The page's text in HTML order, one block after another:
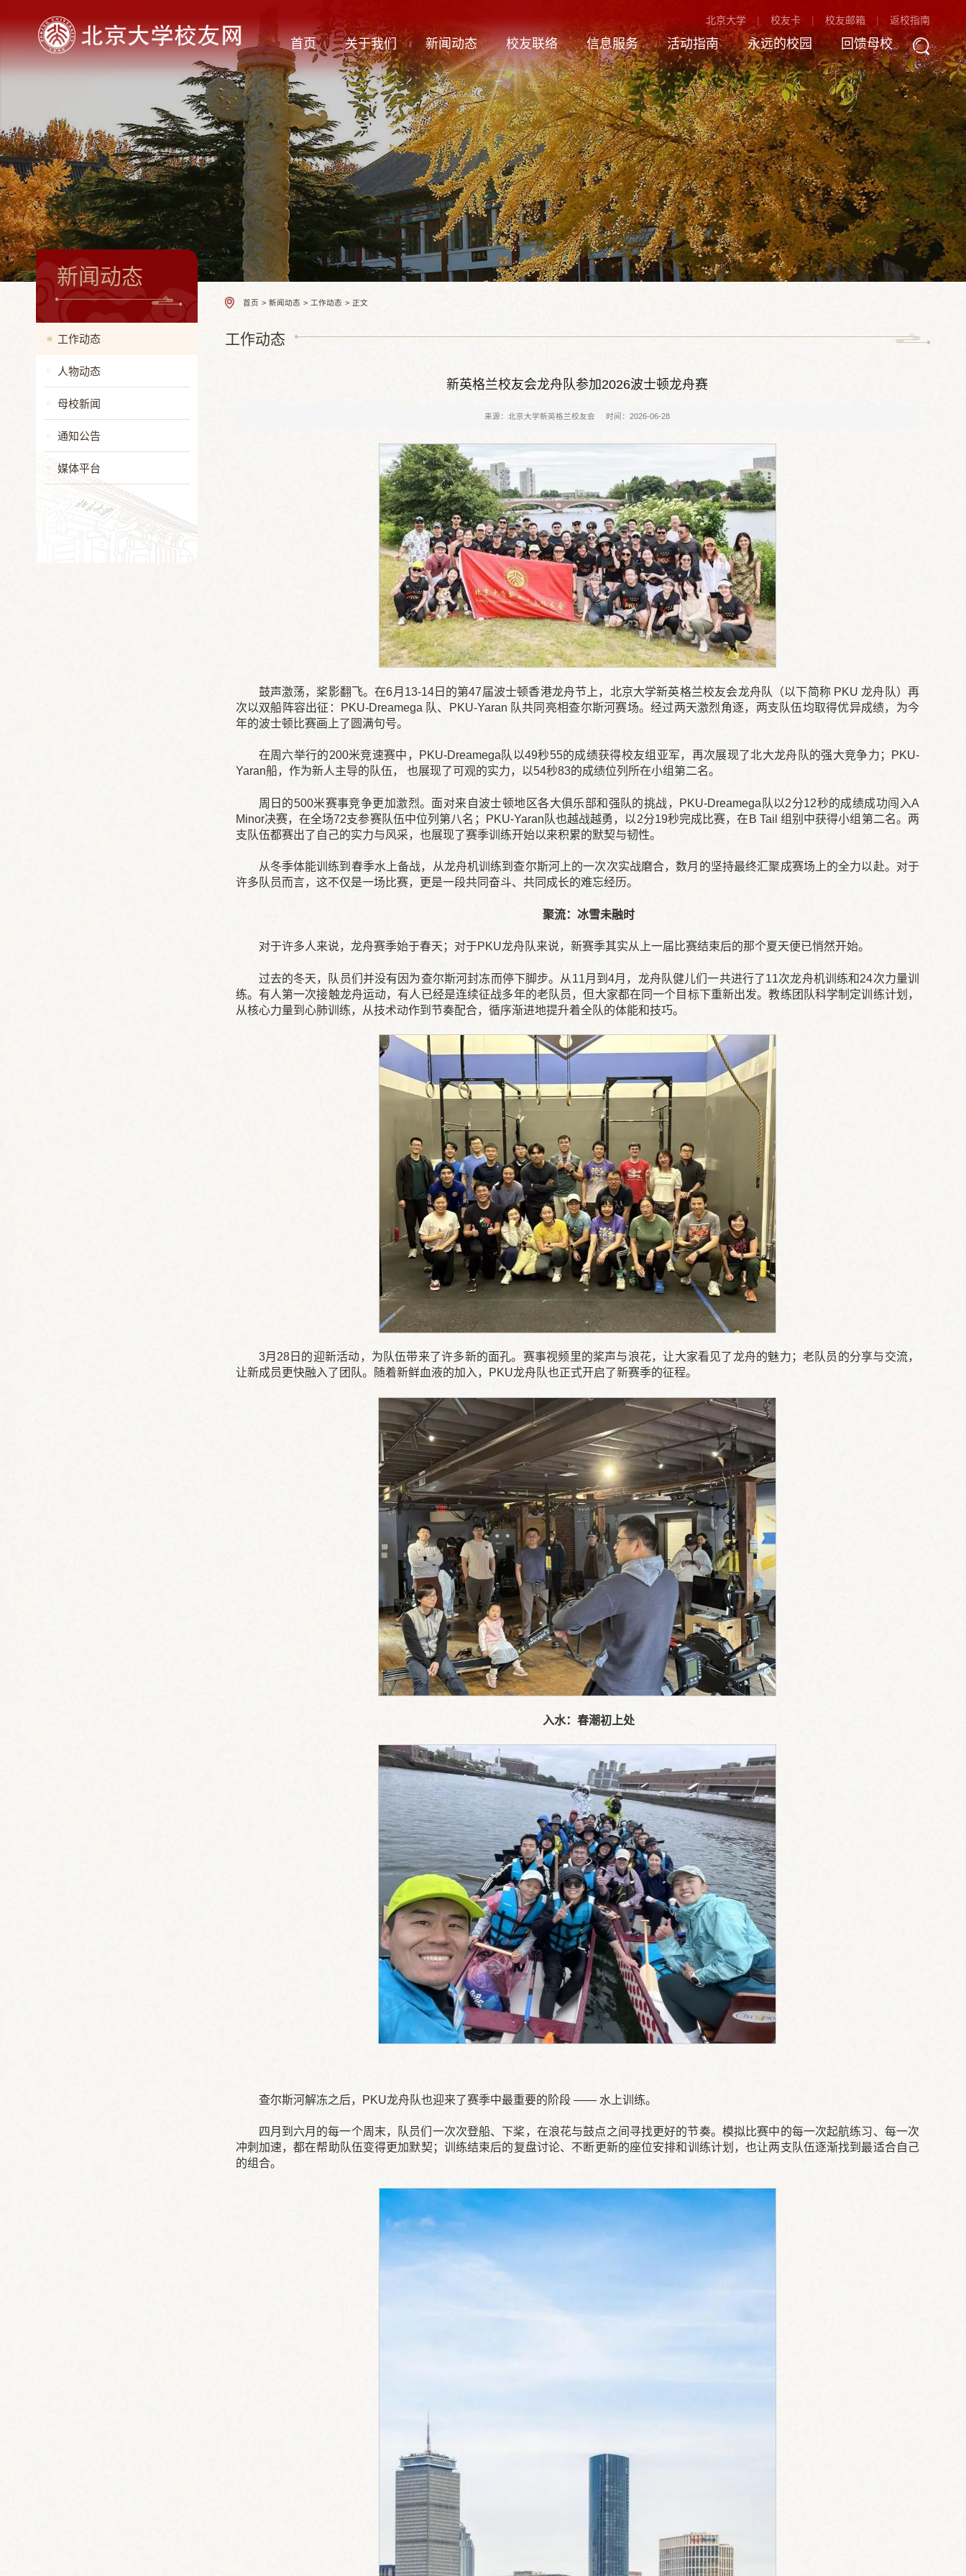
北京大学 校友卡 校友邮箱 返校指南
首页 关于我们 新闻动态 校友联络 信息服务 活动指南 永远的校园 回馈母校
新闻动态
工作动态
人物动态
母校新闻
通知公告
媒体平台
首页 > 新闻动态 > 工作动态 > 正文
工作动态
新英格兰校友会龙舟队参加2026波士顿龙舟赛
来源：北京大学新英格兰校友会 时间：2026-06-28
鼓声激荡，桨影翻飞。在6月13-14日的第47届波士顿香港龙舟节上，北京大学新英格兰校友会龙舟队（以下简称 PKU 龙舟队）再
次以双船阵容出征：PKU-Dreamega 队、PKU-Yaran 队共同亮相查尔斯河赛场。经过两天激烈角逐，两支队伍均取得优异成绩，为今
年的波士顿比赛画上了圆满句号。
在周六举行的200米竞速赛中，PKU-Dreamega队以49秒55的成绩获得校友组亚军，再次展现了北大龙舟队的强大竞争力；PKU-
Yaran船，作为新人主导的队伍， 也展现了可观的实力，以54秒83的成绩位列所在小组第二名。
周日的500米赛事竞争更加激烈。面对来自波士顿地区各大俱乐部和强队的挑战，PKU-Dreamega队以2分12秒的成绩成功闯入A
Minor决赛，在全场72支参赛队伍中位列第八名；PKU-Yaran队也越战越勇，以2分19秒完成比赛，在B Tail 组别中获得小组第二名。两
支队伍都赛出了自己的实力与风采，也展现了赛季训练开始以来积累的默契与韧性。
从冬季体能训练到春季水上备战，从龙舟机训练到查尔斯河上的一次次实战磨合，数月的坚持最终汇聚成赛场上的全力以赴。对于
许多队员而言，这不仅是一场比赛，更是一段共同奋斗、共同成长的难忘经历。
聚流：冰雪未融时
对于许多人来说，龙舟赛季始于春天；对于PKU龙舟队来说，新赛季其实从上一届比赛结束后的那个夏天便已悄然开始。
过去的冬天，队员们并没有因为查尔斯河封冻而停下脚步。从11月到4月，龙舟队健儿们一共进行了11次龙舟机训练和24次力量训
练。有人第一次接触龙舟运动，有人已经是连续征战多年的老队员，但大家都在同一个目标下重新出发。教练团队科学制定训练计划，
从核心力量到心肺训练，从技术动作到节奏配合，循序渐进地提升着全队的体能和技巧。
3月28日的迎新活动，为队伍带来了许多新的面孔。赛事视频里的桨声与浪花，让大家看见了龙舟的魅力；老队员的分享与交流，
让新成员更快融入了团队。随着新鲜血液的加入，PKU龙舟队也正式开启了新赛季的征程。
入水：春潮初上处
查尔斯河解冻之后，PKU龙舟队也迎来了赛季中最重要的阶段 —— 水上训练。
四月到六月的每一个周末，队员们一次次登船、下桨，在浪花与鼓点之间寻找更好的节奏。模拟比赛中的每一次起航练习、每一次
冲刺加速，都在帮助队伍变得更加默契；训练结束后的复盘讨论、不断更新的座位安排和训练计划，也让两支队伍逐渐找到最适合自己
的组合。